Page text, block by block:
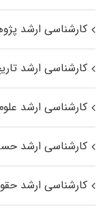
کارشناسی ارشد
کارشناسی ارشد
کارشناسی ارشد
کارشناسی ارشد
کارشناسی ارشد